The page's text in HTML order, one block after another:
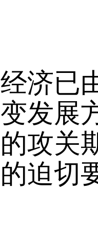
经济
发展
攻关
迫切